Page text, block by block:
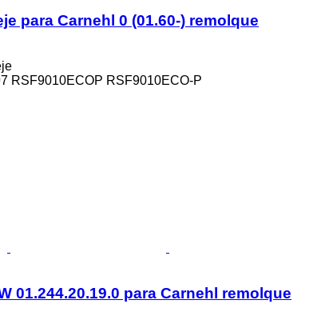
para Carnehl 0 (01.60-) remolque
RSF9010ECOP RSF9010ECO-P
01.244.20.19.0 para Carnehl remolque